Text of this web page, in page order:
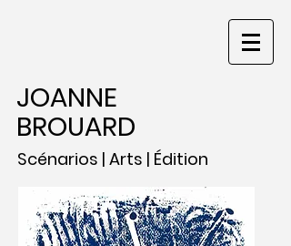
JOANNE
BROUARD
Scénarios | Arts | Édition